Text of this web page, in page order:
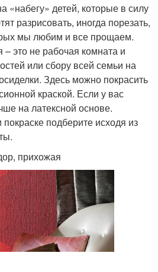
«набегу» детей, которые в силу
разрисовать, иногда порезать,
мы любим и все прощаем.
это не рабочая комната и
или сбору всей семьи на
Здесь можно покрасить
краской. Если у вас
на латексной основе.
подберите исходя из
прихожая